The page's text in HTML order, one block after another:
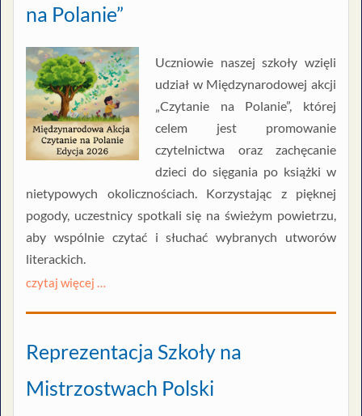
na Polanie”
Uczniowie naszej szkoły wzięli
udział w Międzynarodowej akcji
„Czytanie na Polanie”, której
celem jest promowanie
czytelnictwa oraz zachęcanie
dzieci do sięgania po książki w
nietypowych okolicznościach. Korzystając z pięknej
pogody, uczestnicy spotkali się na świeżym powietrzu,
aby wspólnie czytać i słuchać wybranych utworów
literackich.
czytaj więcej …
Reprezentacja Szkoły na
Mistrzostwach Polski